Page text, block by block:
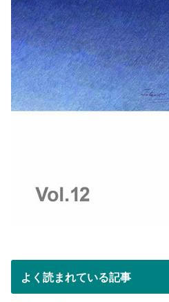
よく読まれている記事